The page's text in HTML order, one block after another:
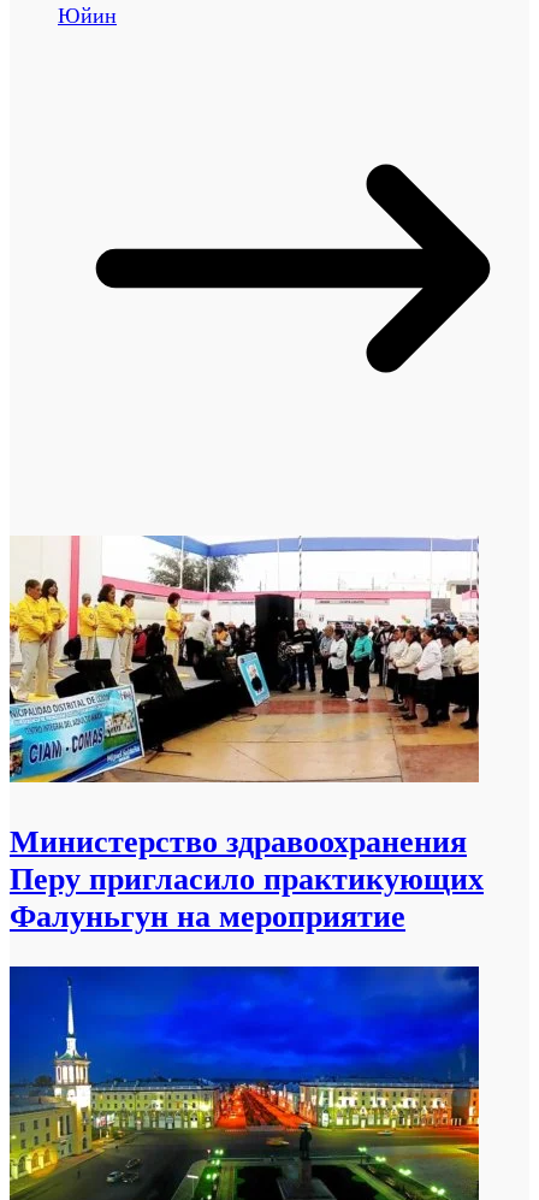
Юйин
Министерство здравоохранения
Перу пригласило практикующих
Фалуньгун на мероприятие